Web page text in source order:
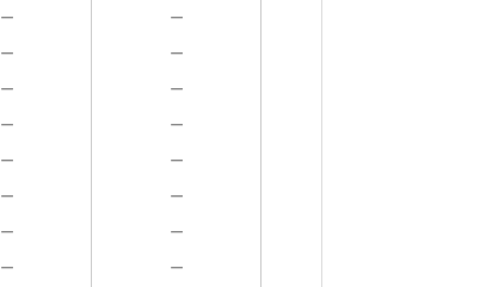
－
－
－
－
－
－
－
－
－
－
－
－
－
－
－
－